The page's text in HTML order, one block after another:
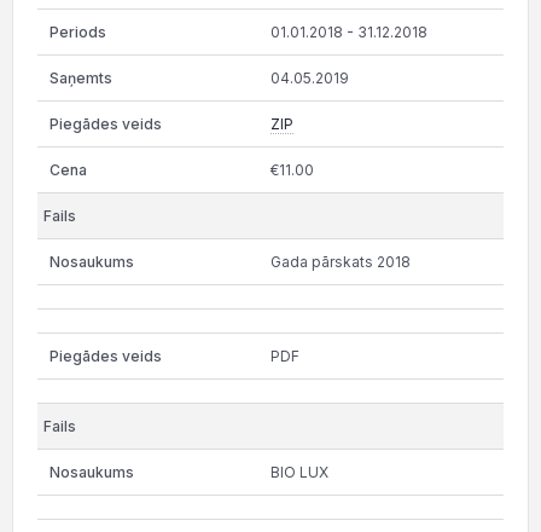
01.01.2018 - 31.12.2018
04.05.2019
ZIP
€11.00
Gada pārskats 2018
PDF
BIO LUX